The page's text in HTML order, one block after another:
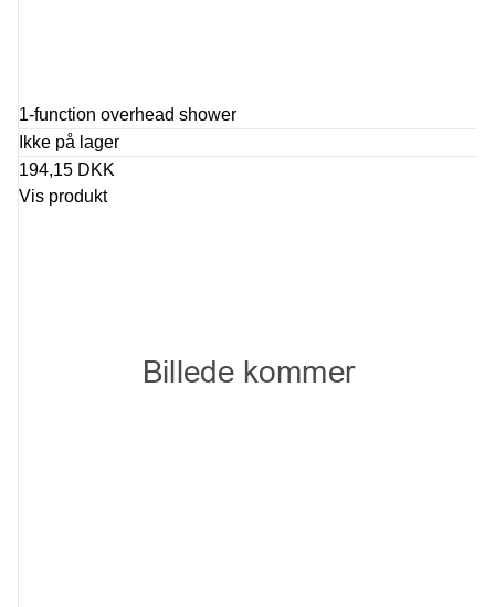
1-function overhead shower
Ikke på lager
194,15 DKK
Vis produkt